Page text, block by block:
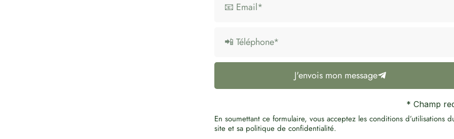
J'envois mon message
* Champ
En soumettant ce formulaire, vous acceptez les conditions d’utilisations
site et sa politique de confidentialité.